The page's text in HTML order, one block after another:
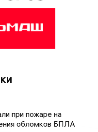
при пожаре на
обломков БПЛА